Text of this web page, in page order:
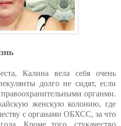
Калина вела себя очень
долго не сидят, если
органми.
женскую колонию, где
с органами ОБХСС, за что
Кроме того, стукачество